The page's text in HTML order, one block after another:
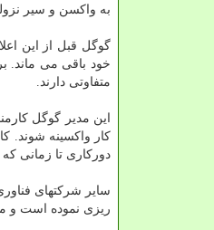
به واکسن و سیر نزولی موارد
خود باقی می ماند.
متفاوتی دارند.
کار واکسینه شوند.
دورکاری تا زمانی
سایر شرکتهای
ریزی نموده است و